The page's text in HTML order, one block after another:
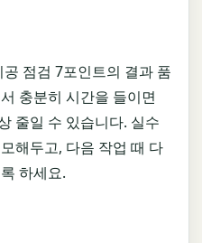
점검 7포인트의 결과 품
충분히 시간을 들이면
줄일 수 있습니다. 실수
해두고, 다음 작업 때 다
하세요.